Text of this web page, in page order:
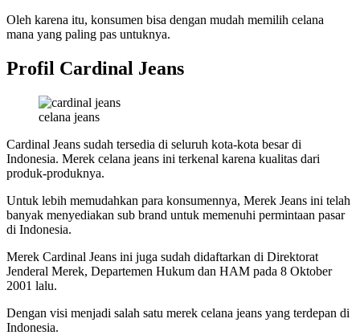
Oleh karena itu, konsumen bisa dengan mudah memilih celana
mana yang paling pas untuknya.
Profil Cardinal Jeans
celana jeans
Cardinal Jeans sudah tersedia di seluruh kota-kota besar di
Indonesia. Merek celana jeans ini terkenal karena kualitas dari
produk-produknya.
Untuk lebih memudahkan para konsumennya, Merek Jeans ini telah
banyak menyediakan sub brand untuk memenuhi permintaan pasar
di Indonesia.
Merek Cardinal Jeans ini juga sudah didaftarkan di Direktorat
Jenderal Merek, Departemen Hukum dan HAM pada 8 Oktober
2001 lalu.
Dengan visi menjadi salah satu merek celana jeans yang terdepan di
Indonesia.